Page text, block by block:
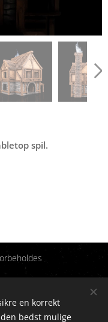
spil.
en korrekt
bedst mulige